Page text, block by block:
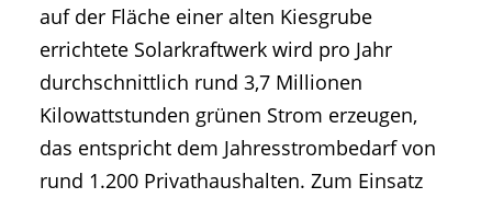
auf der Fläche einer alten Kiesgrube
errichtete Solarkraftwerk wird pro Jahr
durchschnittlich rund 3,7 Millionen
Kilowattstunden grünen Strom erzeugen,
das entspricht dem Jahresstrombedarf von
rund 1.200 Privathaushalten. Zum Einsatz